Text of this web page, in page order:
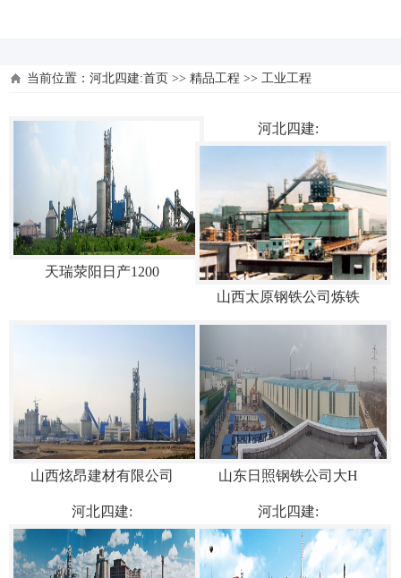
当前位置： 河北四建:首页 >> 精品工程 >> 工业工程
天瑞荥阳日产1200
河北四建:
山西太原钢铁公司炼铁
山西炫昂建材有限公司 山东日照钢铁公司大H
河北四建: 河北四建: